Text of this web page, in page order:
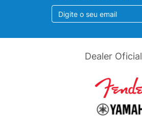
Dealer Oficial